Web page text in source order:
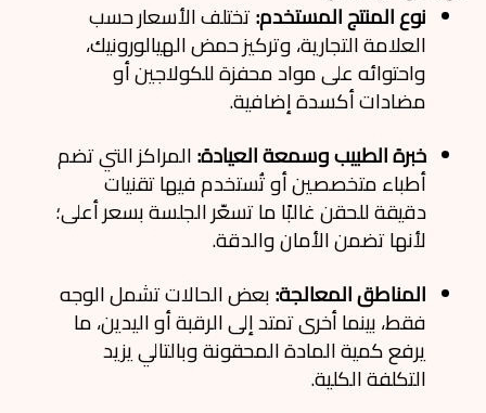
نوع المنتج المستخدم:تختلف الأسعار حسب
العلامة التجارية، وتركيز حمض الهيالورونيك،
واحتوائه على مواد محفزة للكولاجين أو
مضادات أكسدة إضافية.
خبرة الطبيب وسمعة العيادة:المراكز التي تضم
أطباء متخصصين أو تُستخدم فيها تقنيات
دقيقة للحقن غالبًا ما تسعّر الجلسة بسعر أعلى؛
لأنها تضمن الأمان والدقة.
المناطق المعالجة:بعض الحالات تشمل الوجه
فقط، بينما أخرى تمتد إلى الرقبة أو اليدين، ما
يرفع كمية المادة المحقونة وبالتالي يزيد
التكلفة الكلية.